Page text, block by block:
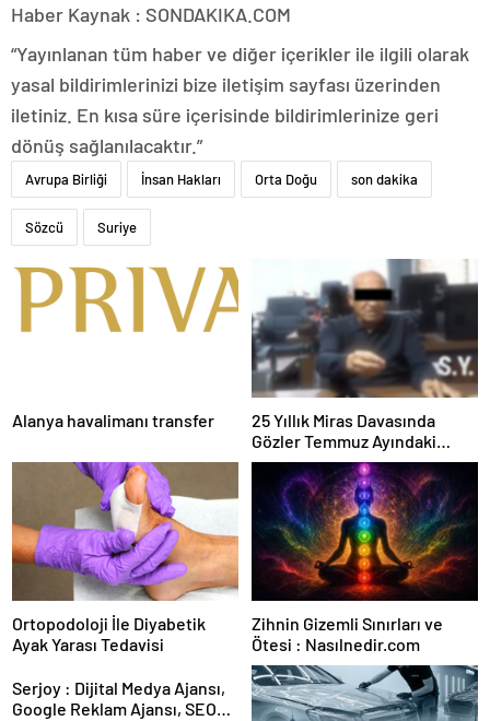
Haber Kaynak : SONDAKIKA.COM
“Yayınlanan tüm haber ve diğer içerikler ile ilgili olarak
yasal bildirimlerinizi bize iletişim sayfası üzerinden
iletiniz. En kısa süre içerisinde bildirimlerinize geri
dönüş sağlanılacaktır.”
Avrupa Birliği İnsan Hakları Orta Doğu son dakika
Sözcü Suriye
Alanya havalimanı transfer
25 Yıllık Miras Davasında
Gözler Temmuz Ayındaki
Karar Duruşmasına Çevrildi
Ortopodoloji İle Diyabetik
Ayak Yarası Tedavisi
Zihnin Gizemli Sınırları ve
Ötesi : Nasılnedir.com
Serjoy : Dijital Medya Ajansı,
Google Reklam Ajansı, SEO